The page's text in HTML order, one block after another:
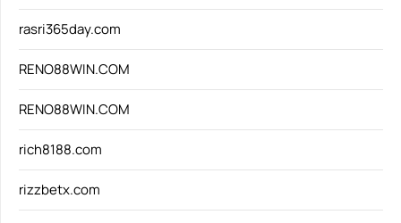
rasri365day.com
RENO88WIN.COM
RENO88WIN.COM
rich8188.com
rizzbetx.com